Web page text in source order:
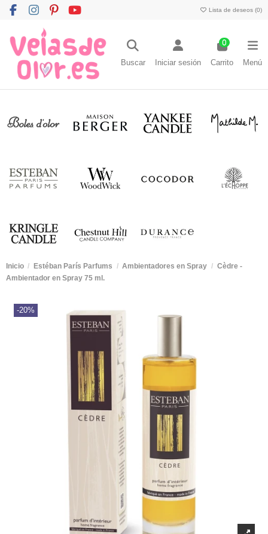
Lista de deseos (0)
Buscar Iniciar sesión
0
Carrito Menú
Inicio Estéban París Parfums Ambientadores en Spray
Cèdre -
Ambientador en Spray 75 ml.
-20%